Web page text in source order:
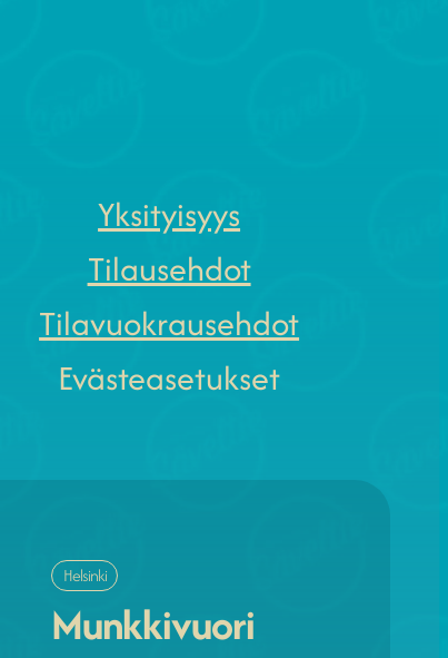
Yksityisyys
Tilausehdot
Tilavuokrausehdot
Evästeasetukset
Helsinki
Munkkivuori